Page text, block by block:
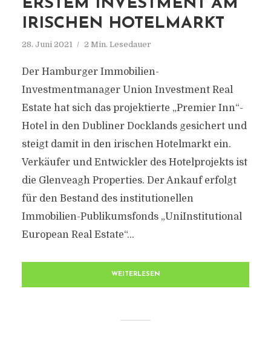
ERSTEM INVESTMENT AM
IRISCHEN HOTELMARKT
28. Juni 2021 2 Min. Lesedauer
Der Hamburger Immobilien-
Investmentmanager Union Investment Real
Estate hat sich das projektierte „Premier Inn“-
Hotel in den Dubliner Docklands gesichert und
steigt damit in den irischen Hotelmarkt ein.
Verkäufer und Entwickler des Hotelprojekts ist
die Glenveagh Properties. Der Ankauf erfolgt
für den Bestand des institutionellen
Immobilien-Publikumsfonds „UniInstitutional
European Real Estate“...
WEITERLESEN